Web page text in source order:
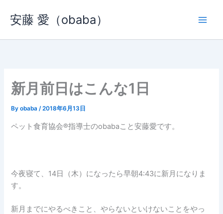
ス
安藤 愛（obaba）
新月前日はこんな1日
Byobaba/2018年6月13日
ペット食育協会®︎指導士のobabaこと安藤愛です。
今夜寝て、14日（木）になったら早朝4:43に新月になりま
す。
新月までにやるべきこと、やらないといけないことをやっ